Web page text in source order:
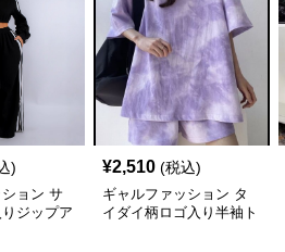
)
ョン サ
ジップア
¥2,510 (税込)
ギャルファッション タ
イダイ柄ロゴ入り半袖ト